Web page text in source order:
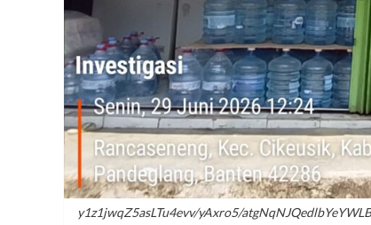
y1z1jwqZ5asLTu4evv/yAxro5/